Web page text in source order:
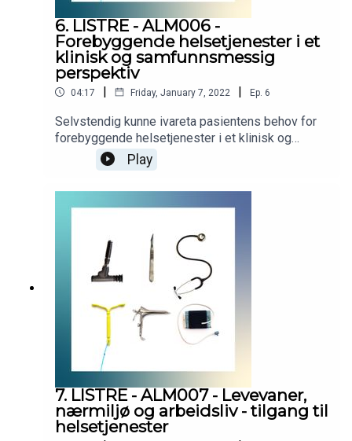
6. LISTRE - ALM006 -
Forebyggende helsetjenester i et
klinisk og samfunnsmessig
perspektiv
04:17 | Friday, January 7, 2022 | Ep. 6
Selvstendig kunne ivareta pasientens behov for
forebyggende helsetjenester i et klinisk og
samfunnsmessig perspektiv. Podcasten er
utarbeidet i samarbeid med Helsedirektoratet.
Helsedirektoratet har finansiert utviklingen av
podcasten, men innholdet er i sin helhet
Høines og Morten Munkvik). Podcasten er ingen
fasit for hvordan læringsmålene skal tolkes, men
skal bidra til refleksjon rundt læringsmålene i
allmennmedisin.
Play
7. LISTRE - ALM007 - Levevaner,
nærmiljø og arbeidsliv - tilgang til
helsetjenester